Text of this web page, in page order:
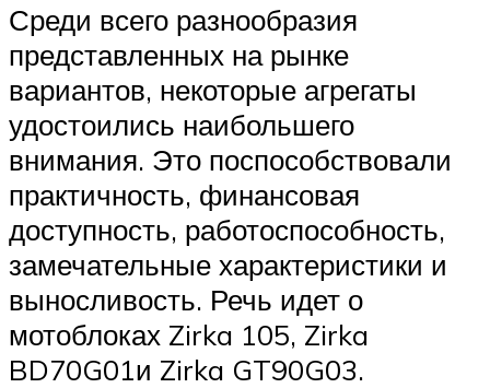
Среди всего разнообразия
представленных на рынке
вариантов, некоторые агрегаты
удостоились наибольшего
внимания. Это поспособствовали
практичность, финансовая
доступность, работоспособность,
замечательные характеристики и
выносливость. Речь идет о
мотоблоках Zirka 105, Zirka
BD70G01и Zirka GT90G03.